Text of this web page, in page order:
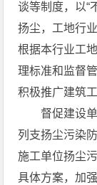
谈等制度，以“
扬尘，工地行
根据本行业工
理标准和监督
积极推广建筑
督促建设单
列支扬尘污染
施工单位扬尘
具体方案，加